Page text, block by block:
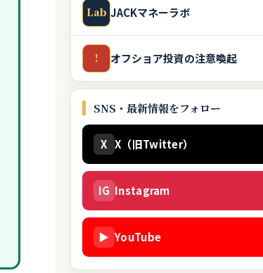
Lab JACKマネーラボ
! オフショア投資の注意喚起
SNS・最新情報をフォロー
X X（旧Twitter）
IG Instagram
▶ YouTube